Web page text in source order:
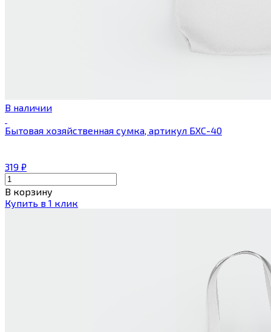
В наличии
Бытовая хозяйственная сумка, артикул БХС-40
319 ₽
В корзину
Купить в 1 клик